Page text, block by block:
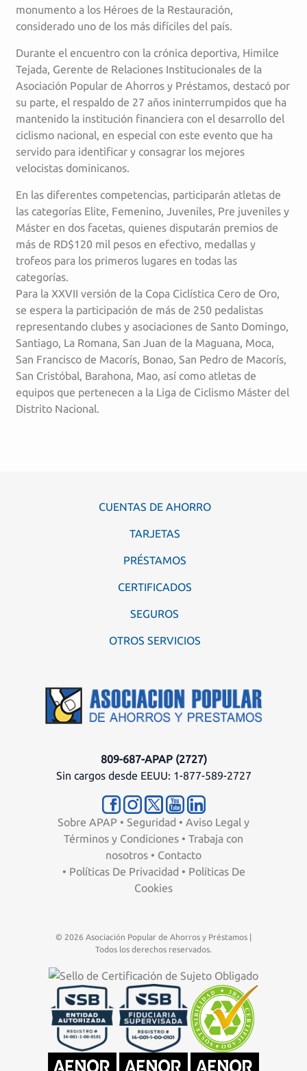
monumento a los Héroes de la Restauración,
considerado uno de los más difíciles del país.
Durante el encuentro con la crónica deportiva, Himilce
Tejada, Gerente de Relaciones Institucionales de la
Asociación Popular de Ahorros y Préstamos, destacó por
su parte, el respaldo de 27 años ininterrumpidos que ha
mantenido la institución financiera con el desarrollo del
ciclismo nacional, en especial con este evento que ha
servido para identificar y consagrar los mejores
velocistas dominicanos.
En las diferentes competencias, participarán atletas de
las categorías Elite, Femenino, Juveniles, Pre juveniles y
Máster en dos facetas, quienes disputarán premios de
más de RD$120 mil pesos en efectivo, medallas y
trofeos para los primeros lugares en todas las
categorías.
Para la XXVII versión de la Copa Ciclística Cero de Oro,
se espera la participación de más de 250 pedalistas
representando clubes y asociaciones de Santo Domingo,
Santiago, La Romana, San Juan de la Maguana, Moca,
San Francisco de Macorís, Bonao, San Pedro de Macorís,
San Cristóbal, Barahona, Mao, así como atletas de
equipos que pertenecen a la Liga de Ciclismo Máster del
Distrito Nacional.
CUENTAS DE AHORRO
TARJETAS
PRÉSTAMOS
CERTIFICADOS
SEGUROS
OTROS SERVICIOS
809-687-APAP (2727)
Sin cargos desde EEUU: 1-877-589-2727
Sobre APAP • Seguridad • Aviso Legal y
Términos y Condiciones • Trabaja con
nosotros • Contacto
• Políticas De Privacidad • Políticas De
Cookies
© 2026 Asociación Popular de Ahorros y Préstamos |
Todos los derechos reservados.